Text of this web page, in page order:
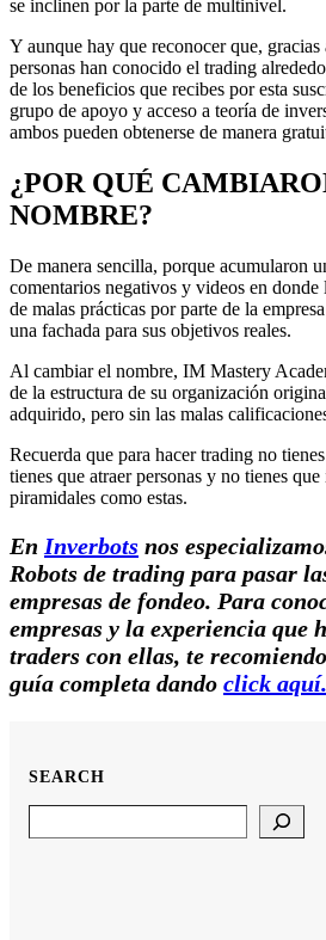
se inclinen por la parte de multinivel.
Y aunque hay que reconocer que,
personas han conocido el trading
de los beneficios que recibes por esta
grupo de apoyo y acceso a teoría de
ambos pueden obtenerse de manera
¿POR QUÉ
NOMBRE?
De manera sencilla, porque acumularon
comentarios negativos y videos en donde
de malas prácticas por parte de la
una fachada para sus objetivos reales.
Al cambiar el nombre, IM Mastery
de la estructura de su organización
adquirido, pero sin las malas
Recuerda que para hacer trading no
tienes que atraer personas y no tienes
piramidales como estas.
En Inverbots nos
Robots de trading para pasar
empresas de fondeo. Para
empresas y la experiencia que
traders con ellas, te
guía completa dando click aquí.
SEARCH